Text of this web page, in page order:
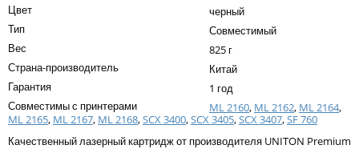
Toshiba
Для франкировальной машины
Цвет
черный
Тип
Совместимый
Вес
825 г
Страна-производитель
Китай
Гарантия
1 год
Совместимы с принтерами
ML 2160, ML 2162, ML 2164,
ML 2165, ML 2167, ML 2168,SCX 3400,SCX 3405,SCX 3407,SF 760
Качественный лазерный картридж от производителя UNITON Premium